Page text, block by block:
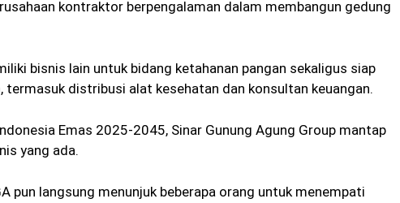
kontraktor berpengalaman dalam membangun gedung
bisnis lain untuk bidang ketahanan pangan sekaligus siap
termasuk distribusi alat kesehatan dan konsultan keuangan.
Emas 2025-2045, Sinar Gunung Agung Group mantap
yang ada.
pun langsung menunjuk beberapa orang untuk menempati